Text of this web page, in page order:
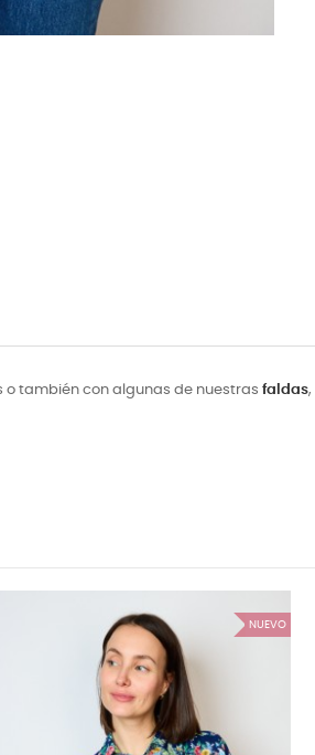
o también con algunas de nuestras faldas,
NUEVO